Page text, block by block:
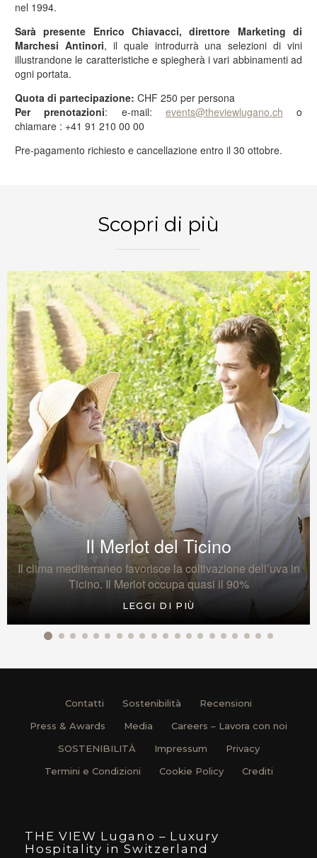
nel 1994.
Sarà presente Enrico Chiavacci, direttore Marketing di
Marchesi Antinori, il quale introdurrà una selezioni di vini
illustrandone le caratteristiche e spiegherà i vari abbinamenti ad
ogni portata.
Quota di partecipazione: CHF 250 per persona
Per prenotazioni: e-mail: events@theviewlugano.ch o
chiamare : +41 91 210 00 00
Pre-pagamento richiesto e cancellazione entro il 30 ottobre.
Scopri di più
Il Merlot del Ticino
Il clima mediterraneo favorisce la coltivazione dell’uva in
Ticino. Il Merlot occupa quasi il 90%
LEGGI DI PIÙ
Contatti Sostenibilità
Recensioni
Press & Awards
Media
Careers – Lavora con noi
SOSTENIBILITÀ
Impressum
Privacy
Termini e Condizioni
Cookie Policy Crediti
THE VIEW Lugano – Luxury
Hospitality in Switzerland